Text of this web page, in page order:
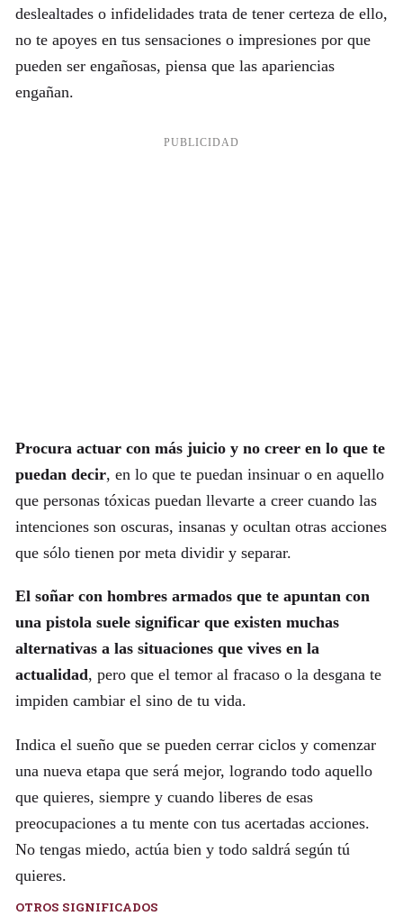
deslealtades o infidelidades trata de tener certeza de ello,
no te apoyes en tus sensaciones o impresiones por que
pueden ser engañosas, piensa que las apariencias
engañan.
Procura actuar con más juicio y no creer en lo que te
puedan decir, en lo que te puedan insinuar o en aquello
que personas tóxicas puedan llevarte a creer cuando las
intenciones son oscuras, insanas y ocultan otras acciones
que sólo tienen por meta dividir y separar.
El soñar con hombres armados que te apuntan con
una pistola suele significar que existen muchas
alternativas a las situaciones que vives en la
actualidad, pero que el temor al fracaso o la desgana te
impiden cambiar el sino de tu vida.
Indica el sueño que se pueden cerrar ciclos y comenzar
una nueva etapa que será mejor, logrando todo aquello
que quieres, siempre y cuando liberes de esas
preocupaciones a tu mente con tus acertadas acciones.
No tengas miedo, actúa bien y todo saldrá según tú
quieres.
OTROS SIGNIFICADOS